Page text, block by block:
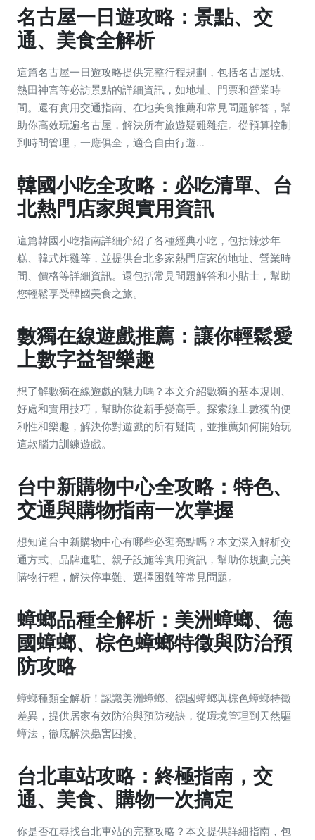
名古屋一日遊攻略：景點、交
通、美食全解析
這篇名古屋一日遊攻略提供完整行程規劃，包括名古屋城、
熱田神宮等必訪景點的詳細資訊，如地址、門票和營業時
間。還有實用交通指南、在地美食推薦和常見問題解答，幫
助你高效玩遍名古屋，解決所有旅遊疑難雜症。從預算控制
到時間管理，一應俱全，適合自由行遊...
韓國小吃全攻略：必吃清單、台
北熱門店家與實用資訊
這篇韓國小吃指南詳細介紹了各種經典小吃，包括辣炒年
糕、韓式炸雞等，並提供台北多家熱門店家的地址、營業時
間、價格等詳細資訊。還包括常見問題解答和小貼士，幫助
您輕鬆享受韓國美食之旅。
數獨在線遊戲推薦：讓你輕鬆愛
上數字益智樂趣
想了解數獨在線遊戲的魅力嗎？本文介紹數獨的基本規則、
好處和實用技巧，幫助你從新手變高手。探索線上數獨的便
利性和樂趣，解決你對遊戲的所有疑問，並推薦如何開始玩
這款腦力訓練遊戲。
台中新購物中心全攻略：特色、
交通與購物指南一次掌握
想知道台中新購物中心有哪些必逛亮點嗎？本文深入解析交
通方式、品牌進駐、親子設施等實用資訊，幫助你規劃完美
購物行程，解決停車難、選擇困難等常見問題。
蟑螂品種全解析：美洲蟑螂、德
國蟑螂、棕色蟑螂特徵與防治預
防攻略
蟑螂種類全解析！認識美洲蟑螂、德國蟑螂與棕色蟑螂特徵
差異，提供居家有效防治與預防秘訣，從環境管理到天然驅
蟑法，徹底解決蟲害困擾。
台北車站攻略：終極指南，交
通、美食、購物一次搞定
你是否在尋找台北車站的完整攻略？本文提供詳細指南，包